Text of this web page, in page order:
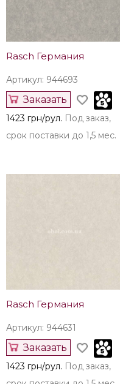
Rasch Германия
Артикул: 944693
Заказать
1423 грн/рул. Под заказ,
срок поставки до 1,5 мес.
Rasch Германия
Артикул: 944631
Заказать
1423 грн/рул. Под заказ,